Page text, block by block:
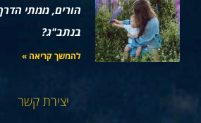
הורים, ממתי
בנתב"ג?
להמשך קריאה »
יצירת קשר